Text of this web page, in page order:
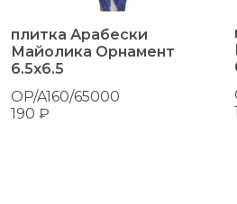
плитка Арабески
Майолика Орнамент
6.5x6.5
OP/A160/65000
190 ₽